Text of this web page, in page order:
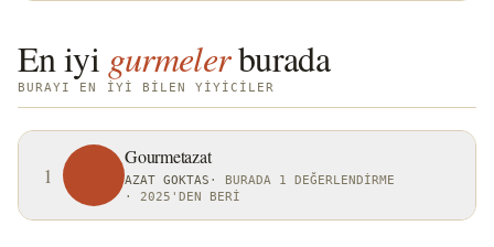
En iyi gurmelerburada
BURAYI EN IYI BILEN YIYICILER
1
Gourmetazat
AZAT GOKTAS · BURADA 1 DEĞERLENDIRME
· 2025'DEN BERI